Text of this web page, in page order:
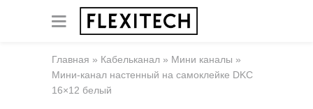
Главная » Кабельканал » Мини каналы »
Мини-канал настенный на самоклейке DKC
16×12 белый